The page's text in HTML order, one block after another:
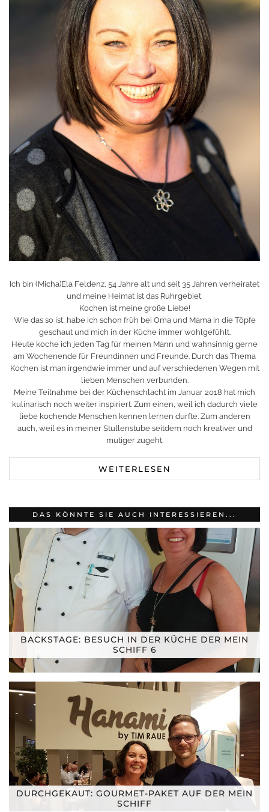
Ich bin (Micha)Ela Feldenz, 54 Jahre alt und seit 35 Jahren verheiratet
und meine Heimat ist das Ruhrgebiet.
Kochen ist meine große Liebe!
Wie das so ist, habe ich schon früh bei Oma und Mama in die Töpfe
geschaut und mich in der Küche immer wohlgefühlt.
Heute koche ich jeden Tag für meinen Mann und wahnsinnig gerne
am Wochenende für Freundinnen und Freunde. Durch das Thema
Kochen ist man irgendwie immer und auf verschiedenen Wegen mit
lieben Menschen verbunden.
Meine Teilnahme bei der Küchenschlacht im Januar 2018 hat mich
kulinarisch noch weiter inspiriert. Zum einen, weil ich dadurch viele
liebe kochende Menschen kennen lernen durfte. Zum anderen
auch, weil es in meiner Stullenstube seitdem noch kreativer und
mutiger zugeht.
WEITERLESEN
DAS KÖNNTE SIE AUCH INTERESSIEREN...
BACKSTAGE: BESUCH IN DER KÜCHE DER MEIN
SCHIFF 6
DURCHGEKAUT: GOURMET-PAKET AUF DER MEIN
SCHIFF